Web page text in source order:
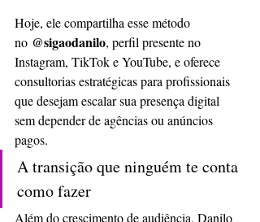
Hoje, ele compartilha esse método
no @sigaodanilo, perfil presente no
Instagram, TikTok e YouTube, e oferece
consultorias estratégicas para profissionais
que desejam escalar sua presença digital
sem depender de agências ou anúncios
pagos.
A transição que ninguém te conta
como fazer
Além do crescimento de audiência, Danilo